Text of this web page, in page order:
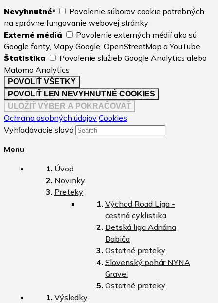
Nevyhnutné*
Povolenie súborov cookie potrebných
na správne fungovanie webovej stránky
Externé médiá
Povolenie externých médií ako sú
Google fonty, Mapy Google, OpenStreetMap a YouTube
Štatistika
Povolenie služieb Google Analytics alebo
Matomo Analytics
Ochrana osobných údajov Cookies
Vyhľadávacie slová
Menu
Úvod
Novinky
Preteky
Východ Road Liga -
cestná cyklistika
Detská liga Adriána
Babiča
Ostatné preteky
Slovenský pohár NYNA
Gravel
Ostatné preteky
Výsledky